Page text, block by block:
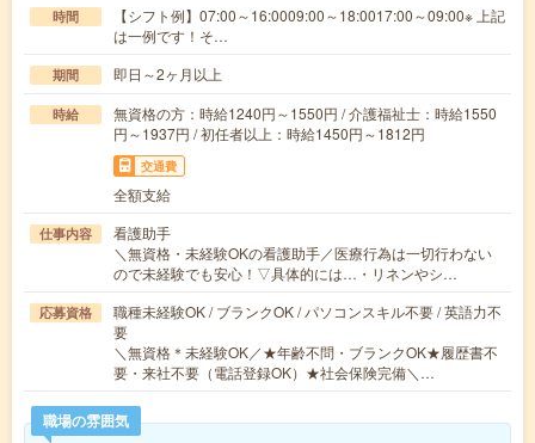
時間
【シフト例】07:00～16:0009:00～18:0017:00～09:00※ 上記
は一例です！そ…
期間 即日～2ヶ月以上
時給
無資格の方：時給1240円～1550円 / 介護福祉士：時給1550
円～1937円 / 初任者以上：時給1450円～1812円
交通費
全額支給
仕事内容
看護助手
＼無資格・未経験OKの看護助手／医療行為は一切行わない
ので未経験でも安心！▽具体的には…・リネンやシ…
応募資格
職種未経験OK / ブランクOK / パソコンスキル不要 / 英語力不
要
＼無資格＊未経験OK／★年齢不問・ブランクOK★履歴書不
要・来社不要（電話登録OK）★社会保険完備＼…
職場の雰囲気